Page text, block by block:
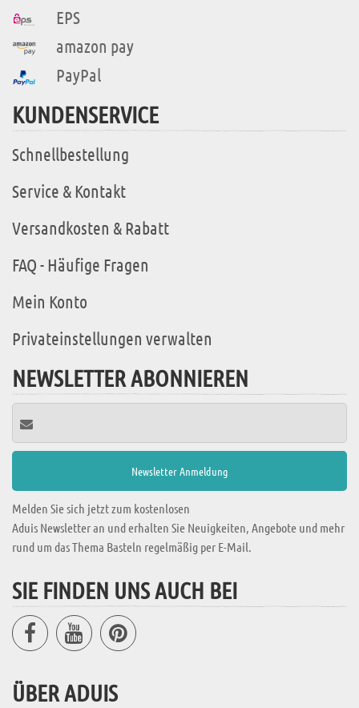
EPS
amazon pay
PayPal
KUNDENSERVICE
Schnellbestellung
Service & Kontakt
Versandkosten & Rabatt
FAQ - Häufige Fragen
Mein Konto
Privateinstellungen verwalten
NEWSLETTER ABONNIEREN
Melden Sie sich jetzt zum kostenlosen
Aduis Newsletter an und erhalten Sie Neuigkeiten, Angebote und mehr
rund um das Thema Basteln regelmäßig per E-Mail.
SIE FINDEN UNS AUCH BEI
ÜBER ADUIS